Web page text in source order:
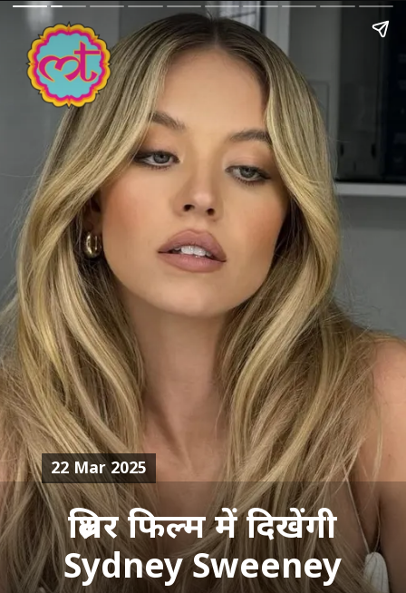
थ्रिलर फिल्म में दिखेंगी
Sydney Sweeney
22 Mar 2025